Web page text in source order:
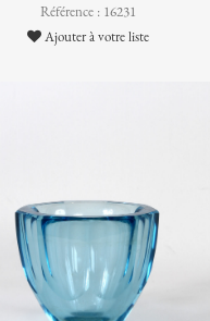
Référence : 16231
Ajouter à votre liste